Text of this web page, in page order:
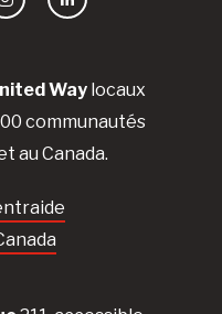
Waylocaux
communautés
au Canada.
InstagramLinkedIn